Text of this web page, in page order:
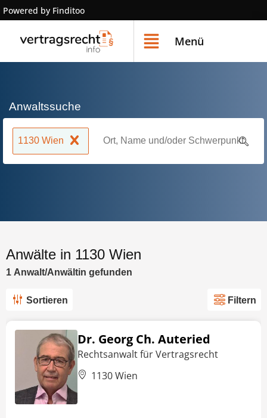
Powered by Finditoo
Menü
Anwaltssuche
1130 Wien
Anwälte in 1130 Wien
1 Anwalt/Anwältin gefunden
Sortieren Filtern
Dr. Georg Ch. Auteried
Rechtsanwalt für Vertragsrecht
1130 Wien